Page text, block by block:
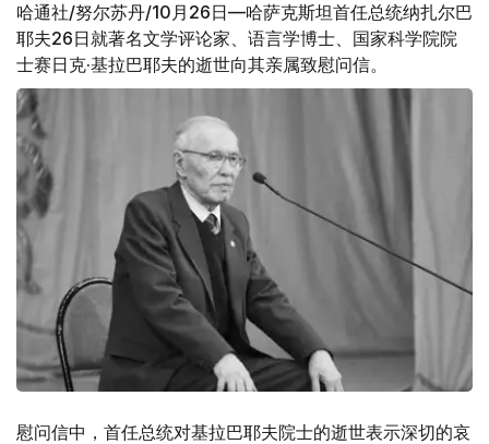
哈通社/努尔苏丹/10月26日—哈萨克斯坦首任总统纳扎尔巴
耶夫26日就著名文学评论家、语言学博士、国家科学院院
士赛日克·基拉巴耶夫的逝世向其亲属致慰问信。
慰问信中，首任总统对基拉巴耶夫院士的逝世表示深切的哀